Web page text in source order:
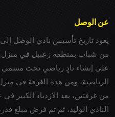
عن الوصل
من شباب بمنطقة زعبيل في منزل
على إنشاء نادٍ رياضي تحت مسمى
الرياضية، ومن هذه الغرفة في
من غرفتين، بعد الازدياد الكبير
النادي الوليد، ثم تم فرض مبلغ